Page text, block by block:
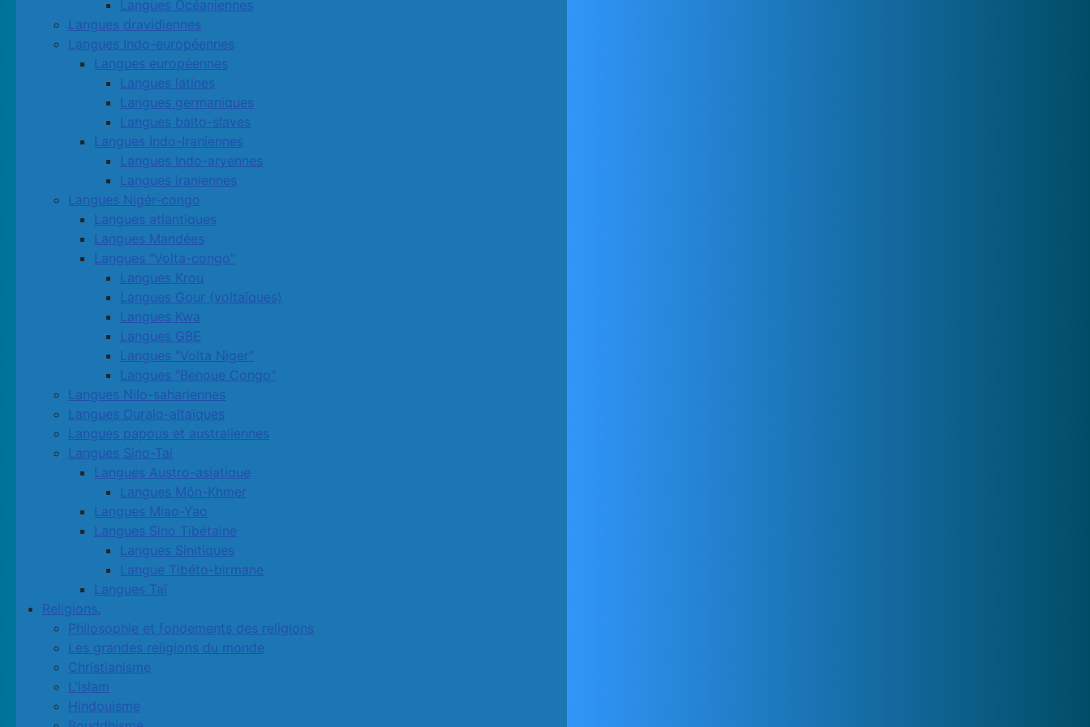
Langues Océaniennes
Langues dravidiennes
Langues Indo-européennes
Langues européennes
Langues latines
Langues germaniques
Langues balto-slaves
Langues Indo-Iraniennes
Langues Indo-aryennes
Langues iraniennes
Langues Nigér-congo
Langues atlantiques
Langues Mandées
Langues "Volta-congo"
Langues Krou
Langues Gour (voltaïques)
Langues Kwa
Langues GBE
Langues "Volta Niger"
Langues "Benoue Congo"
Langues Nilo-sahariennes
Langues Ouralo-altaïques
Langues papous et australiennes
Langues Sino-Tai
Langues Austro-asiatique
Langues Môn-Khmer
Langues Miao-Yao
Langues Sino Tibétaine
Langues Sinitiques
Langue Tibéto-birmane
Langues Taï
Religions.
Philosophie et fondements des religions
Les grandes religions du monde
Christianisme
L'Islam
Hindouisme